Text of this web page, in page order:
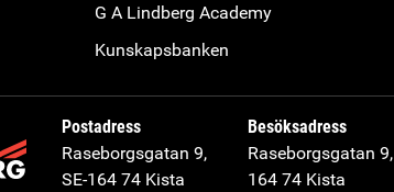
G A Lindberg Academy
Kunskapsbanken
Postadress
Raseborgsgatan 9,
SE-164 74 Kista
Besöksadress
Raseborgsgatan 9,
164 74 Kista